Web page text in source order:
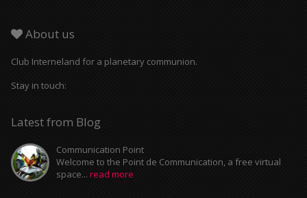
About us
Club Interneland for a planetary communion.
Stay in touch:
Latest from Blog
Communication Point
Welcome to the Point de Communication, a free virtual
space... read more